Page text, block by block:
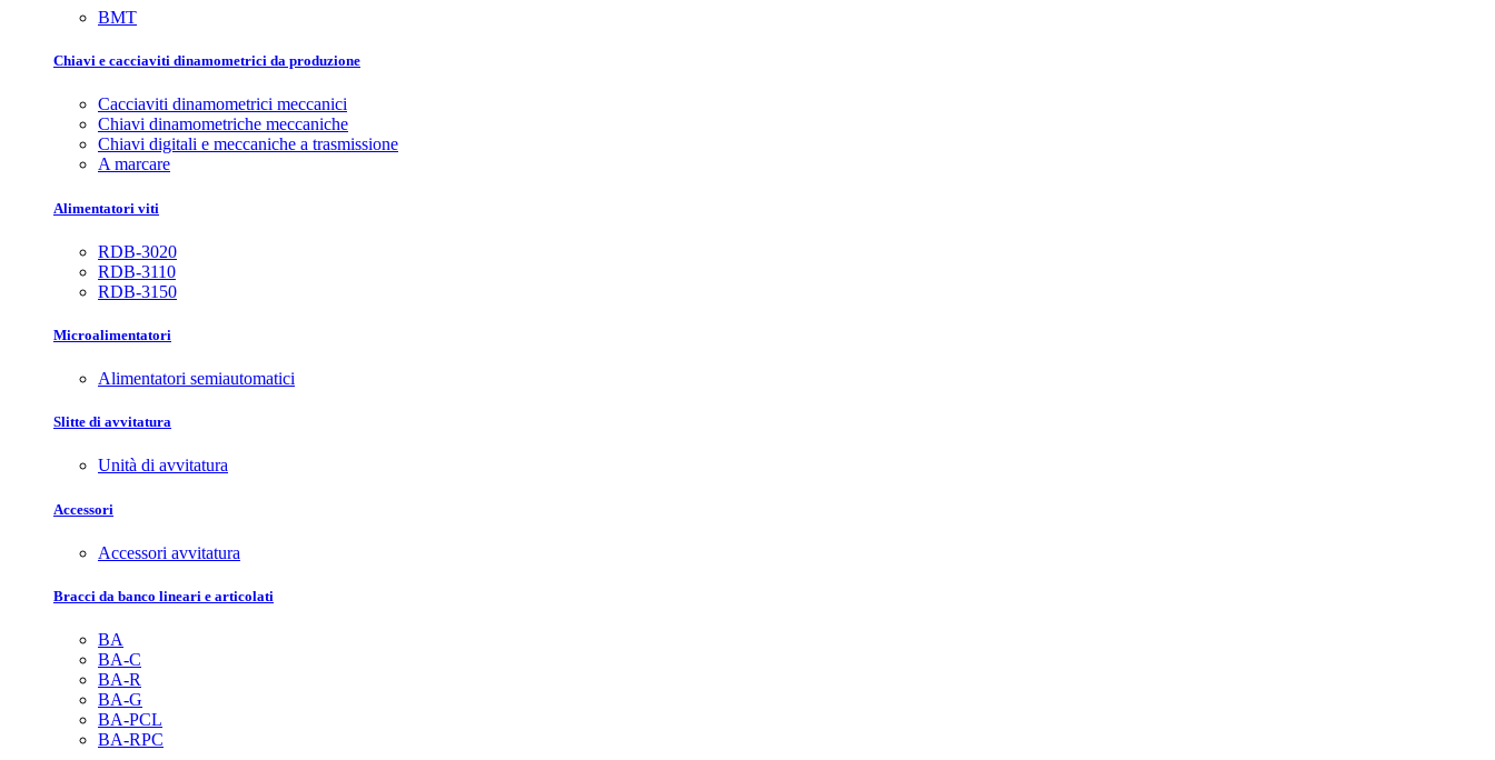
BMT
Chiavi e cacciaviti dinamometrici da produzione
Cacciaviti dinamometrici meccanici
Chiavi dinamometriche meccaniche
Chiavi digitali e meccaniche a trasmissione
A marcare
Alimentatori viti
RDB-3020
RDB-3110
RDB-3150
Microalimentatori
Alimentatori semiautomatici
Slitte di avvitatura
Unità di avvitatura
Accessori
Accessori avvitatura
Bracci da banco lineari e articolati
BA
BA-C
BA-R
BA-G
BA-PCL
BA-RPC